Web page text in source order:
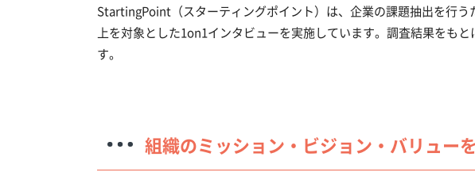
StartingPoint（スターティングポイント）は、企業の課題抽出を行
上を対象とした1on1インタビューを実施しています。調査結果をも
す。
組織のミッション・ビジョン・バリュー